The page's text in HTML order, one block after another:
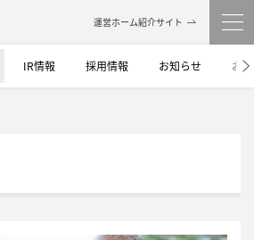
運営ホーム紹介サイト
IR情報 採用情報 お知らせ お